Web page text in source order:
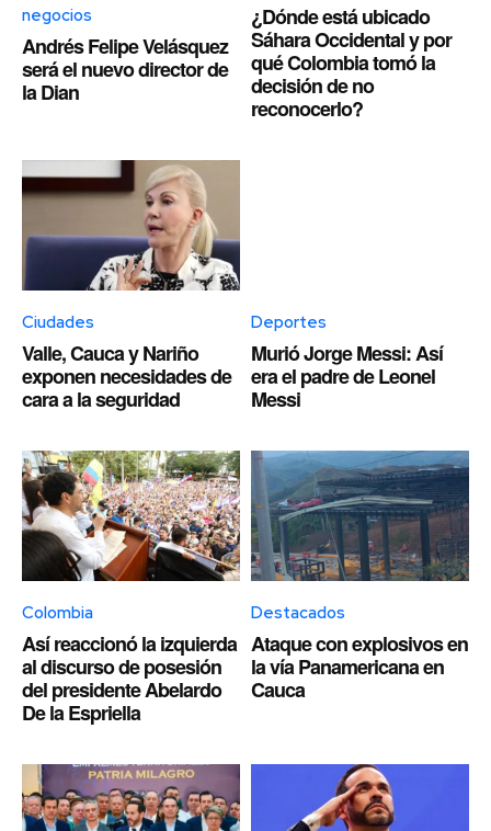
negocios
Andrés Felipe Velásquez
será el nuevo director de
la Dian
¿Dónde está ubicado
Sáhara Occidental y por
qué Colombia tomó la
decisión de no
reconocerlo?
Ciudades
Valle, Cauca y Nariño
exponen necesidades de
cara a la seguridad
Deportes
Murió Jorge Messi: Así
era el padre de Leonel
Messi
Colombia
Así reaccionó la izquierda
al discurso de posesión
del presidente Abelardo
De la Espriella
Destacados
Ataque con explosivos en
la vía Panamericana en
Cauca